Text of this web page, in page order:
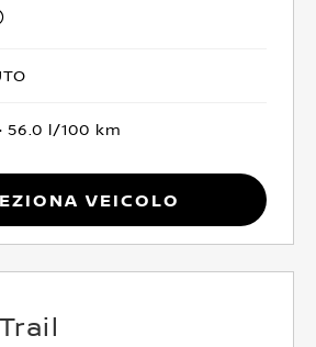
56.0 l/100 km
Veicolo